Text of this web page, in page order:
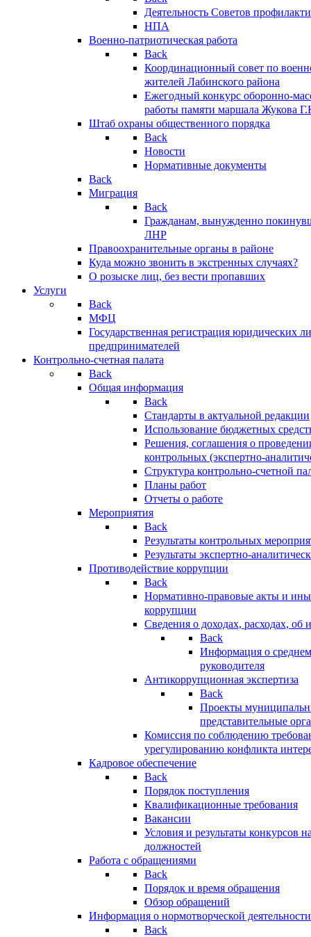
Деятельность Советов
НПА
Военно-патриотическая работа
Back
Координационный совет по
жителей Лабинского района
Ежегодный конкурс оборонно-
работы памяти маршала Жукова
Штаб охраны общественного порядка
Back
Новости
Нормативные документы
Back
Миграция
Back
Гражданам, вынужденно
ЛНР
Правоохранительные органы в районе
Куда можно звонить в экстренных случаях?
О розыске лиц, без вести пропавших
Услуги
Back
МФЦ
Государственная регистрация юридических
предпринимателей
Контрольно-счетная палата
Back
Общая информация
Back
Стандарты в актуальной редакции
Использование бюджетных
Решения, соглашения о
контрольных (экспертно-
Структура контрольно-счетной
Планы работ
Отчеты о работе
Мероприятия
Back
Результаты контрольных
Результаты экспертно-
Противодействие коррупции
Back
Нормативно-правовые акты и
коррупции
Сведения о доходах, расходах, об
Back
Информация о
руководителя
Антикоррупционная экспертиза
Back
Проекты
представительные
Комиссия по соблюдению
урегулированию конфликта
Кадровое обеспечение
Back
Порядок поступления
Квалификационные требования
Вакансии
Условия и результаты конкурсов
должностей
Работа с обращениями
Back
Порядок и время обращения
Обзор обращений
Информация о нормотворческой деятельности
Back